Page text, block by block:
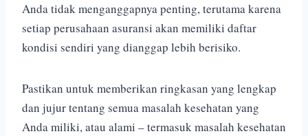
Anda tidak menganggapnya penting, terutama karena
setiap perusahaan asuransi akan memiliki daftar
kondisi sendiri yang dianggap lebih berisiko.
Pastikan untuk memberikan ringkasan yang lengkap
dan jujur ​​tentang semua masalah kesehatan yang
Anda miliki, atau alami – termasuk masalah kesehatan